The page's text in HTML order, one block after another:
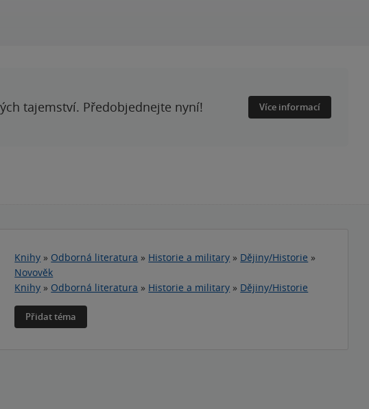
tajemství. Předobjednejte nyní! Více informací
Knihy » Odborná literatura » Historie a military » Dějiny/Historie »
Novověk
Knihy » Odborná literatura » Historie a military » Dějiny/Historie
Přidat téma